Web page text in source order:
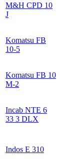
M&H CPD 10
J
Komatsu FB
10-5
Komatsu FB 10
M-2
Incab NTE 6
33 3 DLX
Indos E 310